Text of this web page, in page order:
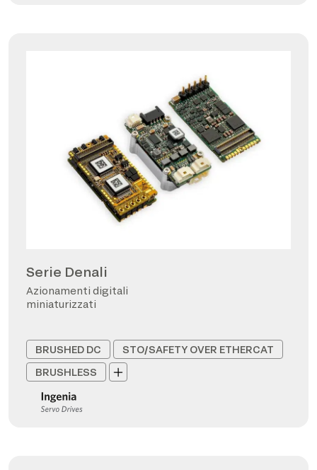
Serie Denali
Azionamenti digitali
miniaturizzati
BRUSHED DC
STO/SAFETY OVER ETHERCAT
BRUSHLESS